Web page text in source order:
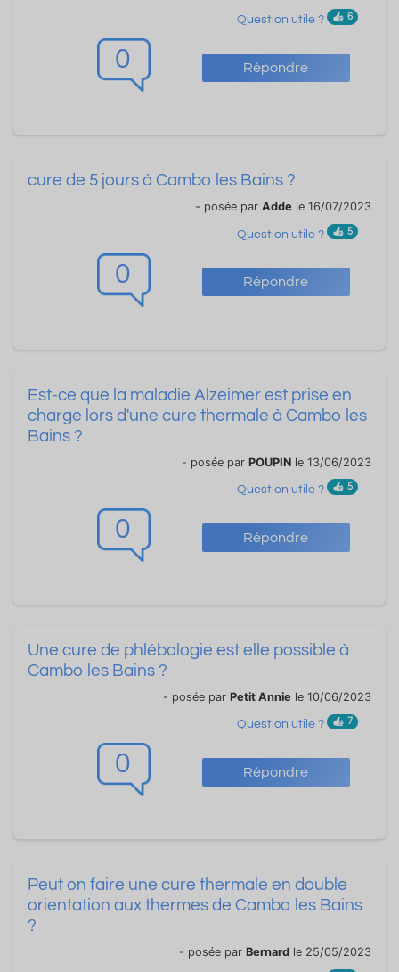
0 Répondre
Question utile ? 6
0 Répondre
cure de 5 jours à Cambo les Bains ?
- posée par Adde le 16/07/2023
Question utile ? 5
0 Répondre
Est-ce que la maladie Alzeimer est prise en
charge lors d'une cure thermale à Cambo les
Bains ?
- posée par POUPIN le 13/06/2023
Question utile ? 5
0 Répondre
Une cure de phlébologie est elle possible à
Cambo les Bains ?
- posée par Petit Annie le 10/06/2023
Question utile ? 7
Peut on faire une cure thermale en double
orientation aux thermes de Cambo les Bains
?
- posée par Bernard le 25/05/2023